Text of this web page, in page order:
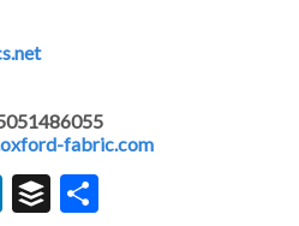
fabric.com
LinkedIn
Buffer